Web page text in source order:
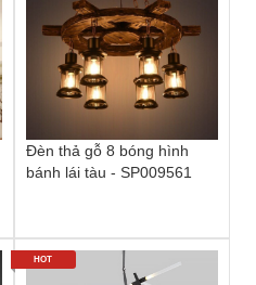
Đèn thả gỗ 8 bóng hình
bánh lái tàu - SP009561
HOT